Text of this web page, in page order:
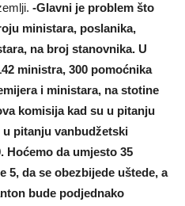
-Glavni je problem što
ministara, poslanika,
na broj stanovnika. U
ministra, 300 pomoćnika
i ministara, na stotine
komisija kad su u pitanju
pitanju vanbudžetski
Hoćemo da umjesto 35
5, da se obezbijede uštede, a
bude podjednako